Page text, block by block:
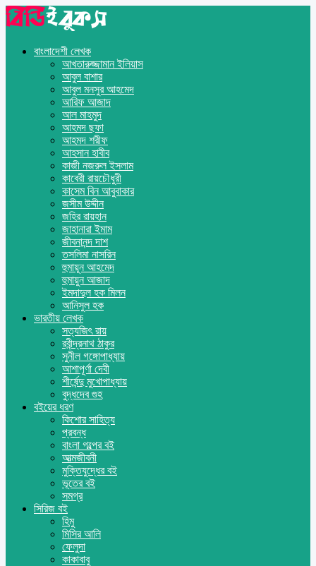
বাংলাদেশী লেখক
আখতারুজ্জামান ইলিয়াস
আবুল বাশার
আবুল মনসুর আহমেদ
আরিফ আজাদ
আল মাহমুদ
আহমদ ছফা
আহমদ শরীফ
আহসান হাবীব
কাজী নজরুল ইসলাম
কাবেরী রায়চৌধুরী
কাসেম বিন আবুবাকার
জসীম উদ্দীন
জহির রায়হান
জাহানারা ইমাম
জীবনানন্দ দাশ
তসলিমা নাসরিন
হুমায়ূন আহমেদ
হুমায়ুন আজাদ
ইমদাদুল হক মিলন
আনিসুল হক
ভারতীয় লেখক
সত্যজিৎ রায়
রবীন্দ্রনাথ ঠাকুর
সুনীল গঙ্গোপাধ্যায়
আশাপূর্ণা দেবী
শীর্ষেন্দু মুখোপাধ্যায়
বুদ্ধদেব গুহ
বইয়ের ধরণ
কিশোর সাহিত্য
প্রবন্ধ
বাংলা গল্পের বই
আত্মজীবনী
মুক্তিযুদ্ধের বই
ভূতের বই
সমগ্র
সিরিজ বই
হিমু
মিসির আলি
ফেলুদা
কাকাবাবু